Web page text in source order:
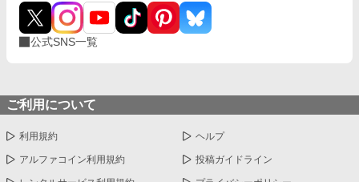
されちゃってた受けの話。 ※別名義で連載していた作品になりま
す。 (名義を統合しこちらに移動することになりました)
公式SNS一覧
ご利用について
利用規約 ヘルプ
アルファコイン利用規約 投稿ガイドライン